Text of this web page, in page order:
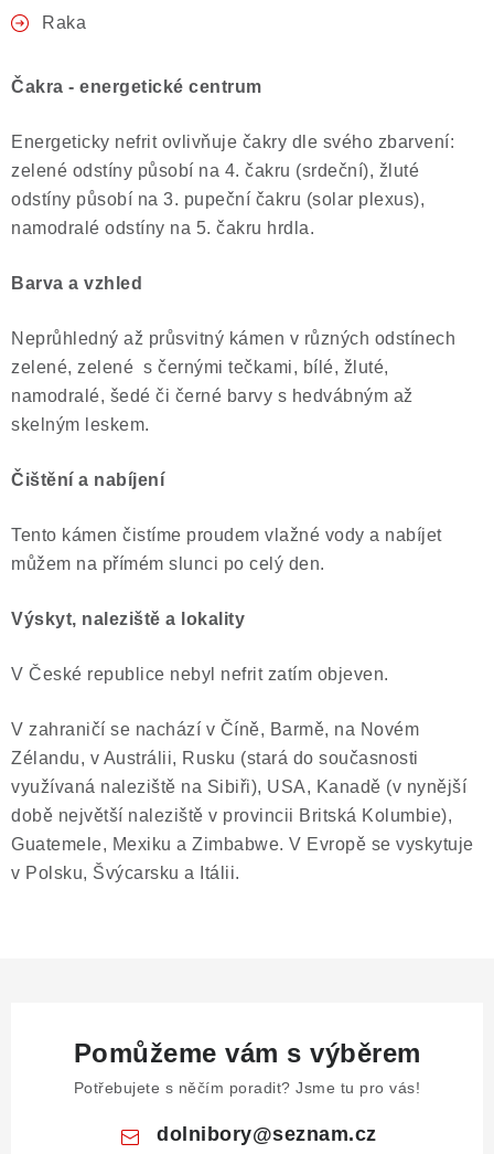
Raka
Čakra - energetické centrum
Energeticky nefrit ovlivňuje čakry dle svého zbarvení:
zelené odstíny působí na 4. čakru (srdeční), žluté
odstíny působí na 3. pupeční čakru (solar plexus),
namodralé odstíny na 5. čakru hrdla.
Barva a vzhled
Neprůhledný až průsvitný kámen v různých odstínech
zelené, zelené s černými tečkami, bílé, žluté,
namodralé, šedé či černé barvy s hedvábným až
skelným leskem.
Čištění a nabíjení
Tento kámen čistíme proudem vlažné vody a nabíjet
můžem na přímém slunci po celý den.
Výskyt, naleziště a lokality
V České republice nebyl nefrit zatím objeven.
V zahraničí se nachází v Číně, Barmě, na Novém
Zélandu, v Austrálii, Rusku (stará do současnosti
využívaná naleziště na Sibiři), USA, Kanadě (v nynější
době největší naleziště v provincii Britská Kolumbie),
Guatemele, Mexiku a Zimbabwe. V Evropě se vyskytuje
v Polsku, Švýcarsku a Itálii.
Pomůžeme vám s výběrem
Potřebujete s něčím poradit? Jsme tu pro vás!
dolnibory@seznam.cz